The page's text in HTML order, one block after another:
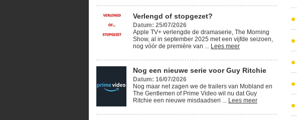
Verlengd of stopgezet?
Datum: 25/07/2026
Apple TV+ verlengde de dramaserie, The Morning
Show, al in september 2025 met een vijfde seizoen,
nog vóór de première van ... Lees meer
Nog een nieuwe serie voor Guy Ritchie
Datum: 16/07/2026
Nog maar net zagen we de trailers van Mobland en
The Gentlemen of Prime Video wil nu dat Guy
Ritchie een nieuwe misdaadseri ... Lees meer